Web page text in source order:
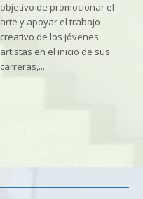
objetivo de promocionar el
arte y apoyar el trabajo
creativo de los jóvenes
artistas en el inicio de sus
carreras,...